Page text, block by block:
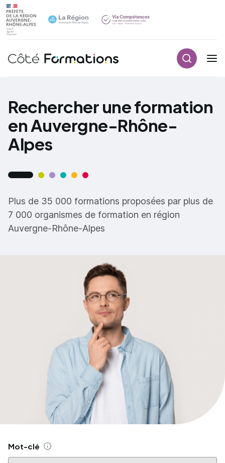
Navigation principale
Rechercher une formation
en Auvergne-Rhône-
Alpes
Plus de 35 000 formations proposées par plus de
7 000 organismes de formation en région
Auvergne-Rhône-Alpes
Mot-clé Aide